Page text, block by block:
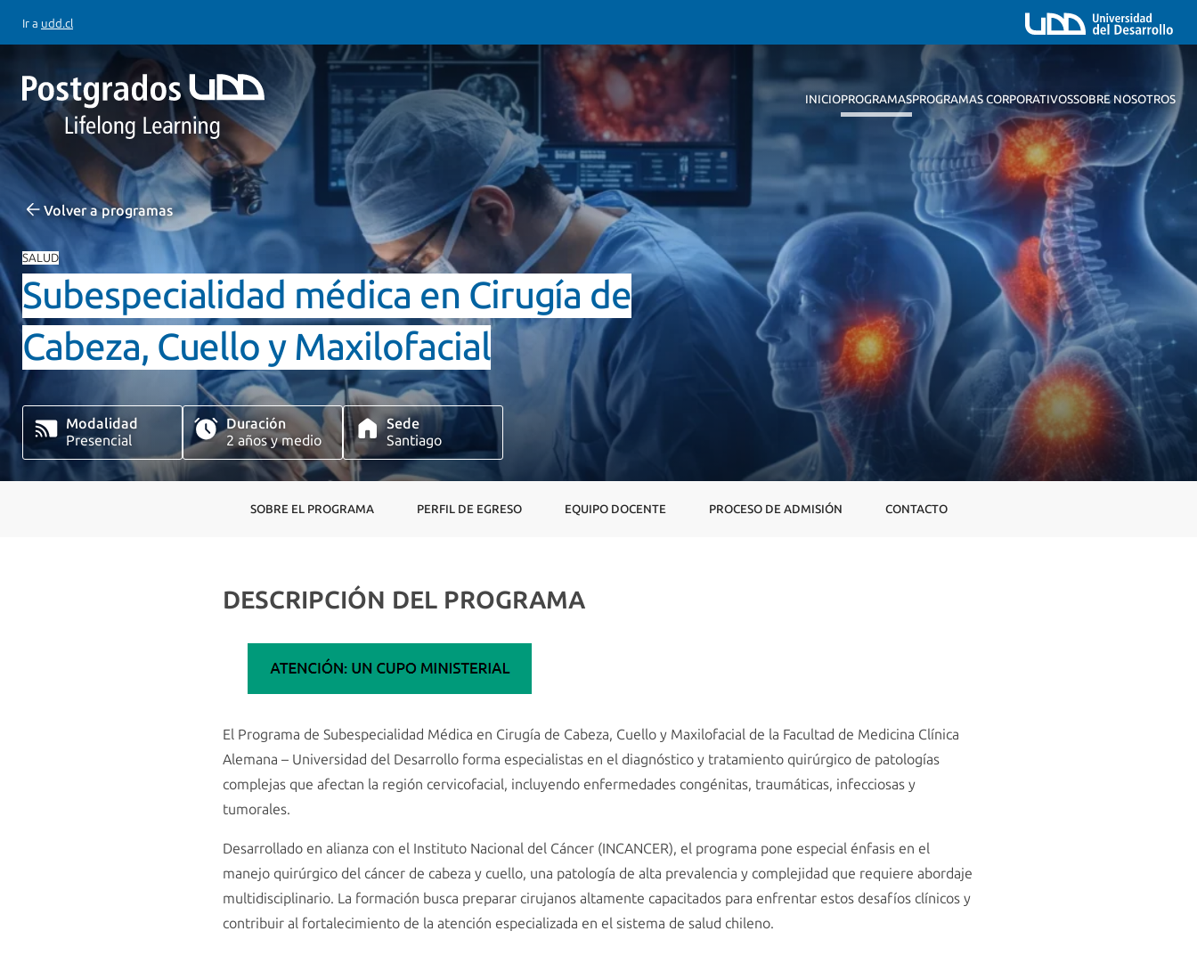
Ir a udd.cl
INICIOPROGRAMASPROGRAMAS CORPORATIVOSSOBRE NOSOTROS
Volver a programas
SALUD
Subespecialidad médica en Cirugía de
Cabeza, Cuello y Maxilofacial
Modalidad
Presencial
Duración
2 años y medio
Sede
Santiago
SOBRE EL PROGRAMA PERFIL DE EGRESO EQUIPO DOCENTE PROCESO DE ADMISIÓN CONTACTO
DESCRIPCIÓN DEL PROGRAMA
El Programa de Subespecialidad Médica en Cirugía de Cabeza, Cuello y Maxilofacial de la Facultad de Medicina Clínica
Alemana – Universidad del Desarrollo forma especialistas en el diagnóstico y tratamiento quirúrgico de patologías
complejas que afectan la región cervicofacial, incluyendo enfermedades congénitas, traumáticas, infecciosas y
tumorales.
Desarrollado en alianza con el Instituto Nacional del Cáncer (INCANCER), el programa pone especial énfasis en el
manejo quirúrgico del cáncer de cabeza y cuello, una patología de alta prevalencia y complejidad que requiere abordaje
multidisciplinario. La formación busca preparar cirujanos altamente capacitados para enfrentar estos desafíos clínicos y
contribuir al fortalecimiento de la atención especializada en el sistema de salud chileno.